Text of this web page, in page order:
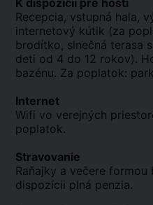
K dispozícii pre hostí
Recepcia, vstupná hala,
internetový kútik (za
brodítko, slnečná terasa
deti od 4 do 12 rokov).
bazénu. Za poplatok:
Internet
Wifi vo verejných
poplatok.
Stravovanie
Raňajky a večere
dispozícii plná penzia.